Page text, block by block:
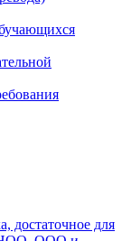
достаточное для